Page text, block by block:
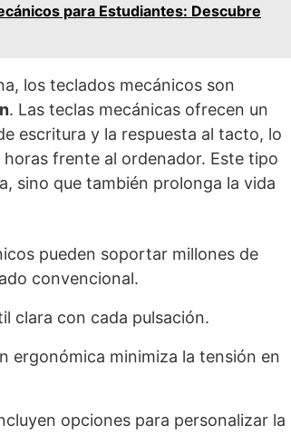
para Estudiantes: Descubre
los teclados mecánicos son
. Las teclas mecánicas ofrecen un
escritura y la respuesta al tacto, lo
horas frente al ordenador. Este tipo
sino que también prolonga la vida
pueden soportar millones de
convencional.
clara con cada pulsación.
ergonómica minimiza la tensión en
opciones para personalizar la